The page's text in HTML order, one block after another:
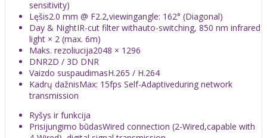
sensitivity)
Lęšis2.0 mm @ F2.2,viewingangle: 162° (Diagonal)
Day & NightIR-cut filter withauto-switching, 850 nm infrared
light × 2 (max. 6m)
Maks. rezoliucija2048 × 1296
DNR2D / 3D DNR
Vaizdo suspaudimasH.265 / H.264
Kadrų dažnisMax: 15fps Self-Adaptiveduring network
transmission
Ryšys ir funkcija
Prisijungimo būdasWired connection (2-Wired,capable with